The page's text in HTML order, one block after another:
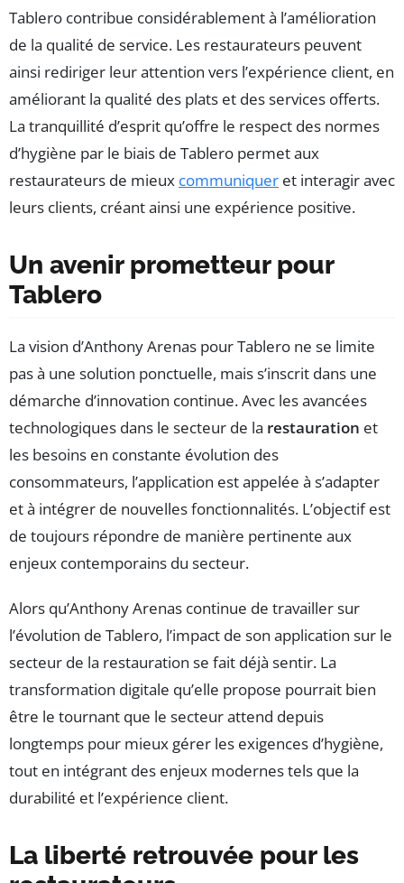
Tablero contribue considérablement à l’amélioration
de la qualité de service. Les restaurateurs peuvent
ainsi rediriger leur attention vers l’expérience client, en
améliorant la qualité des plats et des services offerts.
La tranquillité d’esprit qu’offre le respect des normes
d’hygiène par le biais de Tablero permet aux
restaurateurs de mieux communiquer et interagir avec
leurs clients, créant ainsi une expérience positive.
Un avenir prometteur pour
Tablero
La vision d’Anthony Arenas pour Tablero ne se limite
pas à une solution ponctuelle, mais s’inscrit dans une
démarche d’innovation continue. Avec les avancées
technologiques dans le secteur de la restauration et
les besoins en constante évolution des
consommateurs, l’application est appelée à s’adapter
et à intégrer de nouvelles fonctionnalités. L’objectif est
de toujours répondre de manière pertinente aux
enjeux contemporains du secteur.
Alors qu’Anthony Arenas continue de travailler sur
l’évolution de Tablero, l’impact de son application sur le
secteur de la restauration se fait déjà sentir. La
transformation digitale qu’elle propose pourrait bien
être le tournant que le secteur attend depuis
longtemps pour mieux gérer les exigences d’hygiène,
tout en intégrant des enjeux modernes tels que la
durabilité et l’expérience client.
La liberté retrouvée pour les